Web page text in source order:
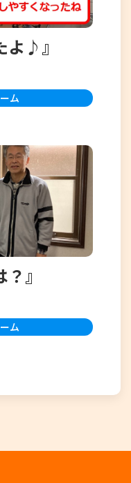
よ♪』
ム
』
ム